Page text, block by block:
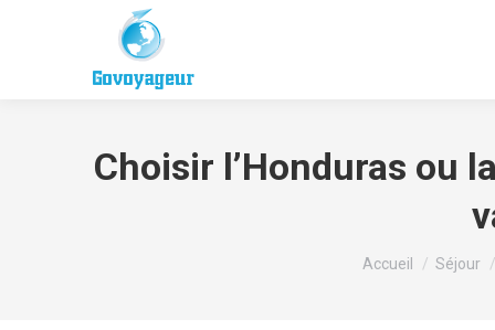
Choisir l’Honduras ou
Vous êtes ici :
Accueil Séjour